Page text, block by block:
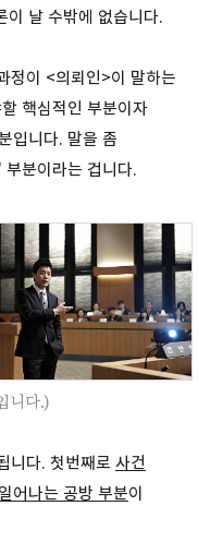
이 날 수밖에 없습니다.
정이 <의뢰인>이 말하는
핵심적인 부분이자
입니다. 말을 좀
분이라는 겁니다.
니다.)
니다. 첫번째로 사건
어나는 공방 부분이